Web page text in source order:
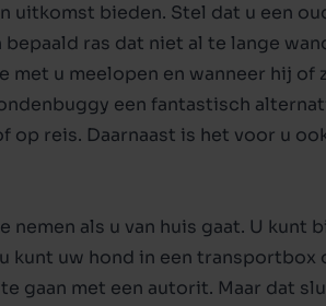
Verzorging
Lifestyle
Training
Beeztees the world of
Champ
Slapen en rusten
Verzorging
Lifestyle
Voer
Buitenvogels
bieden. Stel dat u een
ras dat niet al te lange
u meelopen en wanneer hij
een fantastisch
op reis. Daarnaast is het voor u
als u van huis gaat. U kunt
uw hond in een transportbox
gaan met een autorit. Maar dat